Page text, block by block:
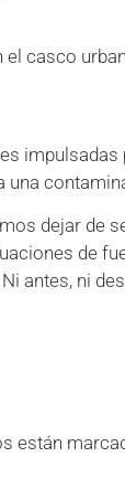
casco
dejar
de
ni
están